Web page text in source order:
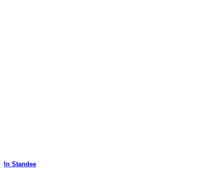
In Standee